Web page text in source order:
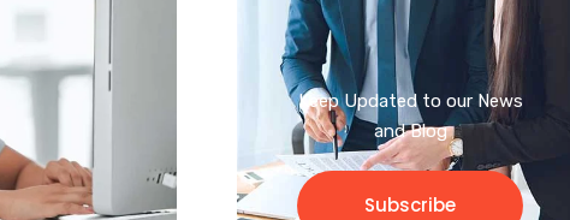
Keep Updated to our News
and Blog
Subscribe